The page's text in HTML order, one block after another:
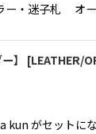
・迷子札 オ
】 [LEATHER/
がセット